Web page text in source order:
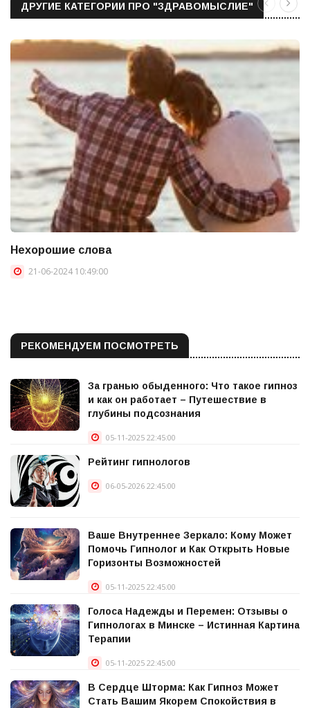
ДРУГИЕ КАТЕГОРИИ ПРО "ЗДРАВОМЫСЛИЕ"
Нехорошие слова
21-06-2024 10:49:00
РЕКОМЕНДУЕМ ПОСМОТРЕТЬ
За гранью обыденного: Что такое гипноз
и как он работает – Путешествие в
глубины подсознания
05-11-2025 22:45:00
Рейтинг гипнологов
06-05-2026 22:45:00
Ваше Внутреннее Зеркало: Кому Может
Помочь Гипнолог и Как Открыть Новые
Горизонты Возможностей
05-11-2025 22:45:00
Голоса Надежды и Перемен: Отзывы о
Гипнологах в Минске – Истинная Картина
Терапии
05-11-2025 22:45:00
В Сердце Шторма: Как Гипноз Может
Стать Вашим Якорем Спокойствия в